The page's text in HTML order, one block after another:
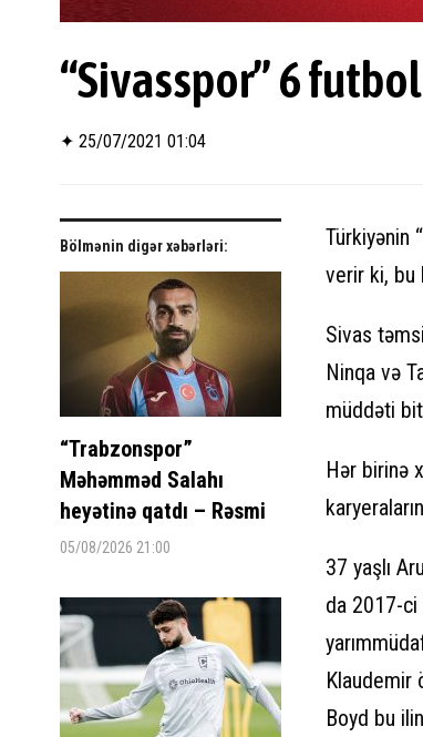
“Sivasspor” 6
✦ 25/07/2021 01:04
Bölmənin digər xəbərləri:
“Trabzonspor”
Məhəmməd Salahı
heyətinə qatdı – Rəsmi
05/08/2026 21:00
Türkiyənin
verir ki, bu
Sivas
Ninqa və
müddəti
Hər birinə
37 yaşlı
da 2017-ci
Klaudemir
Boyd bu